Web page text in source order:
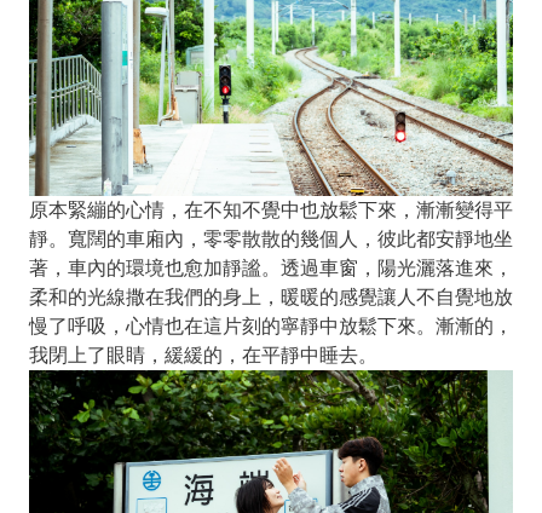
原本緊繃的心情，在不知不覺中也放鬆下來，漸漸變得平
靜。寬闊的車廂內，零零散散的幾個人，彼此都安靜地坐
著，車內的環境也愈加靜謐。透過車窗，陽光灑落進來，
柔和的光線撒在我們的身上，暖暖的感覺讓人不自覺地放
慢了呼吸，心情也在這片刻的寧靜中放鬆下來。漸漸的，
我閉上了眼睛，緩緩的，在平靜中睡去。